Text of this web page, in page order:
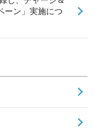
ーン」実施につ